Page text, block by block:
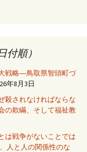
付順）
戦略―鳥取県智頭町づ
年8月3日
殺されなければならな
の欺瞞、そして福祉教
戦争がないことでは
人と人の関係性のな